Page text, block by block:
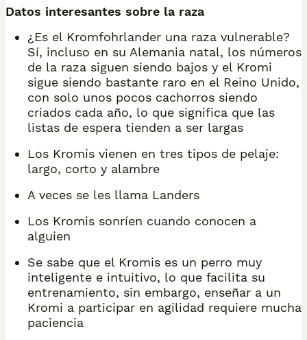
Datos interesantes sobre la raza
¿Es el Kromfohrlander una raza vulnerable?
Sí, incluso en su Alemania natal, los números
de la raza siguen siendo bajos y el Kromi
sigue siendo bastante raro en el Reino Unido,
con solo unos pocos cachorros siendo
criados cada año, lo que significa que las
listas de espera tienden a ser largas
Los Kromis vienen en tres tipos de pelaje:
largo, corto y alambre
A veces se les llama Landers
Los Kromis sonríen cuando conocen a
alguien
Se sabe que el Kromis es un perro muy
inteligente e intuitivo, lo que facilita su
entrenamiento, sin embargo, enseñar a un
Kromi a participar en agilidad requiere mucha
paciencia